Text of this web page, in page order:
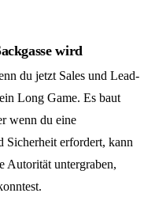
wird
du jetzt Sales und Lead-
Long Game. Es baut
wenn du eine
Sicherheit erfordert, kann
Autorität untergraben,